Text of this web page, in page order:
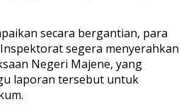
secara bergantian, para
segera menyerahkan
Negeri Majene, yang
laporan tersebut untuk